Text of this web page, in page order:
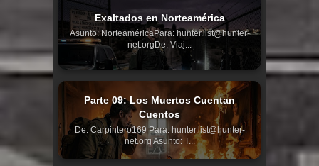
Exaltados en Norteamérica
Asunto: NorteaméricaPara: hunter.list@hunter-
net.orgDe: Viaj...
Parte 09: Los Muertos Cuentan
Cuentos
De: Carpintero169 Para: hunter.list@hunter-
net.org Asunto: T...